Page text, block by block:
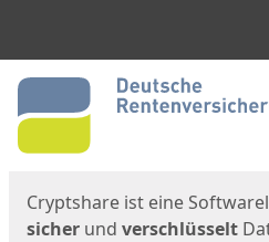
Start
Cryptshare ist eine
sicher und verschlüsselt